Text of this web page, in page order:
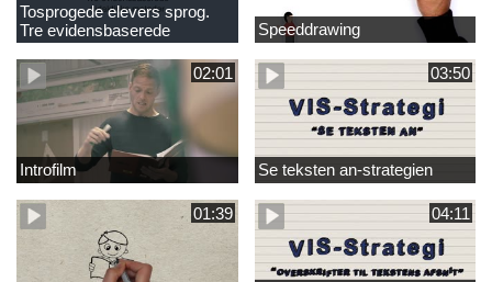
Tosprogede elevers sprog.
Tre evidensbaserede
didaktiske metoder
Speeddrawing
02:01
Introfilm
03:50
Se teksten an-strategien
01:39 04:11